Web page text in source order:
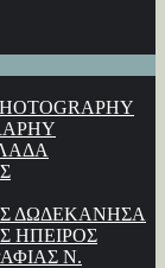
ΔΩΔΕΚΑΝΗΣΑ
ΗΠΕΙΡΟΣ
Ν.